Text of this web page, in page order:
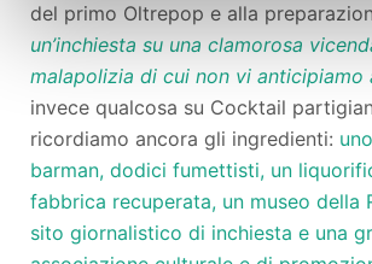
del primo Oltrepop e alla
un’inchiesta su una clamorosa
malapolizia di cui non vi anticipiamo
invece qualcosa su Cocktail
ricordiamo ancora gli ingredienti:
barman, dodici fumettisti, un
fabbrica recuperata, un museo della
sito giornalistico di inchiesta e una